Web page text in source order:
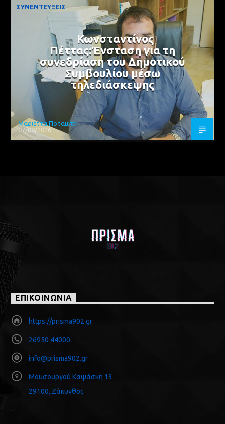
ΣΥΝΕΝΤΕΥΞΕΙΣ
Κωνσταντίνος
Πέττας:Ένσταση για τη
συνεδρίαση του Δημοτικού
Συμβουλίου μέσω
τηλεδιάσκεψης
Μαριέττα Ποταμίτη
07/08/2026
ΕΠΙΚΟΙΝΩΝΙΑ
https://prisma902.gr
26950 44000
info@prisma902.gr
Μουσουργού Καψάσκη 13
29100, Ζάκυνθος